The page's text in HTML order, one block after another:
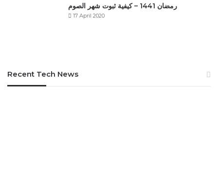
رمضان 1441 – كيفية ثبوت شهر الصوم
17 April 2020
Recent Tech News